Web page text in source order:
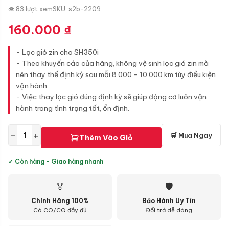
👁 83 lượt xemSKU: s2b-2209
160.000 ₫
- Lọc gió zin cho SH350i
- Theo khuyến cáo của hãng, không vệ sinh lọc gió zin mà
nên thay thế định kỳ sau mỗi 8.000 - 10.000 km tùy điều kiện
vận hành.
- Việc thay lọc gió đúng định kỳ sẽ giúp động cơ luôn vận
hành trong tình trạng tốt, ổn định.
− + Thêm Vào Giỏ 🛒 Mua Ngay
✓ Còn hàng - Giao hàng nhanh
🏅
Chính Hãng 100%
Có CO/CQ đầy đủ
🛡
Bảo Hành Uy Tín
Đổi trả dễ dàng